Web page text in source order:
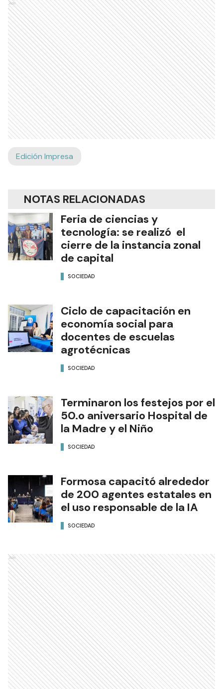
Ads
Edición Impresa
NOTAS RELACIONADAS
Feria de ciencias y
tecnología: se realizó el
cierre de la instancia zonal
de capital
SOCIEDAD
Ciclo de capacitación en
economía social para
docentes de escuelas
agrotécnicas
SOCIEDAD
Terminaron los festejos por el
50.o aniversario Hospital de
la Madre y el Niño
SOCIEDAD
Formosa capacitó alrededor
de 200 agentes estatales en
el uso responsable de la IA
SOCIEDAD
Ads